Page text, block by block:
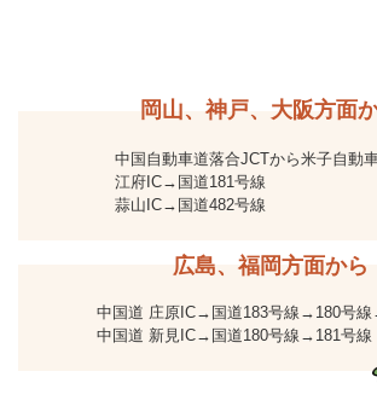
岡山、神戸、大阪方面
中国自動車道落合JCTから米子自動
江府IC→国道181号線
蒜山IC→国道482号線
広島、福岡方面から
中国道 庄原IC→国道183号線→180号
中国道 新見IC→国道180号線→181号線